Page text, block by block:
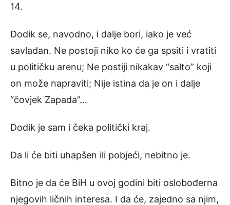
14.
Dodik se, navodno, i dalje bori, iako je već
savladan. Ne postoji niko ko će ga spsiti i vratiti
u političku arenu; Ne postiji nikakav “salto” koji
on može napraviti; Nije istina da je on i dalje
“čovjek Zapada”…
Dodik je sam i čeka politički kraj.
Da li će biti uhapšen ili pobjeći, nebitno je.
Bitno je da će BiH u ovoj godini biti oslobođerna
njegovih ličnih interesa. I da će, zajedno sa njim,